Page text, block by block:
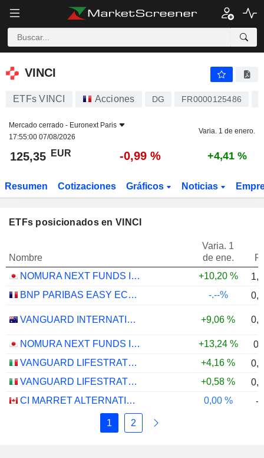
VINCI
VINCI
ETFs VINCI Acciones DG FR0000125486
Mercado cerrado - Euronext Paris
17:55:00 07/08/2026
Varia. 1 de enero.
125,35 EUR -0,99 % +4,41 %
Resumen Cotizaciones Gráficos Noticias
ETFs posicionados en VINCI
Nombre
Varia. 1
de ene.
NOMURA NEXT FUNDS INTERNATIONAL EQUITY MSCI-KOKUSAI (YEN-HEDGED) ETF - JPY
+10,20 %
BNP PARIBAS EASY ECPI GLOBAL ESG INFRASTRUCTURE UCITS ETF (C) - USD
-.--%
VANGUARD INTERNATIONAL EQUITY INDEX FUNDS - VANGUARD FTSE ALL-WORLD EX-US ETF +9,06 %
NOMURA NEXT FUNDS INTERNATIONAL EQUITY MSCI-KOKUSAI (UNHEDGED) ETF - JPY +13,24 %
VANGUARD LIFESTRATEGY 40% EQUITY UCITS ETF - DISTRIBUTING - EUR
+4,16 %
VANGUARD LIFESTRATEGY 20% EQUITY UCITS ETF - DISTRIBUTING - EUR
+0,58 %
CI MARRET ALTERNATIVE ABSOLUTE RETURN BOND ETF - CAD
0,00 % -
1 2